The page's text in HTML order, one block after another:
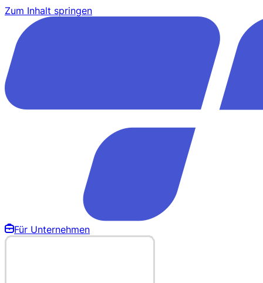
Zum Inhalt springen
Für Unternehmen